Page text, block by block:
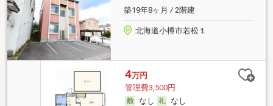
築19年8ヶ月 / 2階建
北海道小樽市若松１
4万円
管理費3,500円
なし
なし